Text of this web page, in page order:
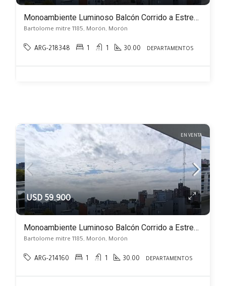
Monoambiente Luminoso Balcón Corrido a Estrenar, Centro de Morón
Bartolome mitre 1185, Morón, Morón
ARG-218348 1 1 30.00 DEPARTAMENTOS
EN VENTA
USD 59.900
Monoambiente Luminoso Balcón Corrido a Estrenar, Centro de Morón
Bartolome mitre 1185, Morón, Morón
ARG-214160 1 1 30.00 DEPARTAMENTOS